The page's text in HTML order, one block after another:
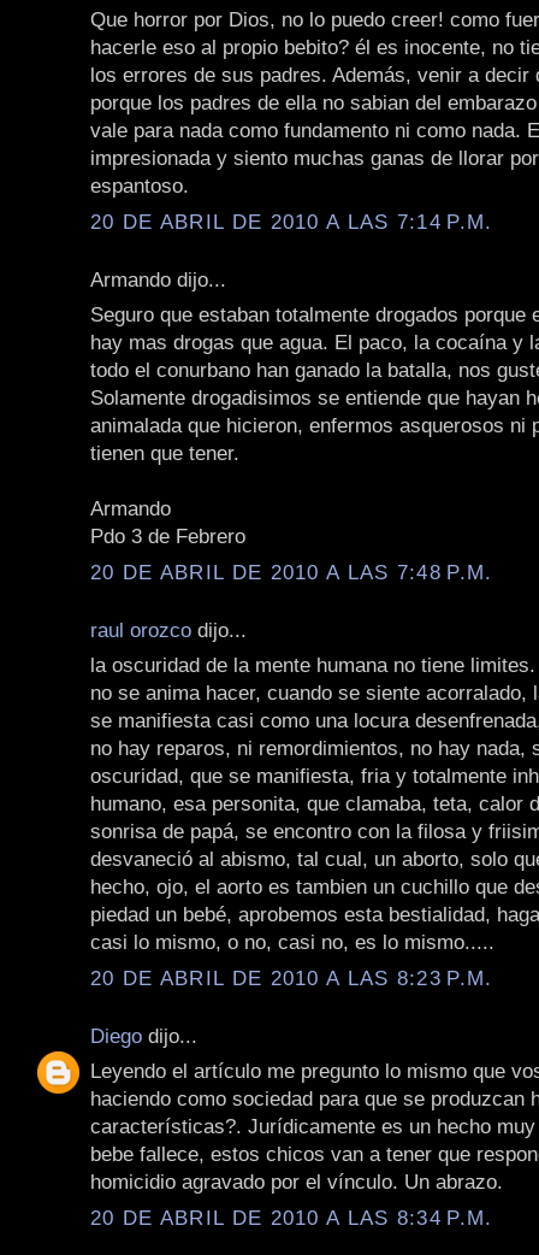
Que horror por Dios, no lo puedo creer! como
hacerle eso al propio bebito? él es inocente, no
los errores de sus padres. Además, venir a decir
porque los padres de ella no sabian del
vale para nada como fundamento ni como nada.
impresionada y siento muchas ganas de llorar
espantoso.
20 DE ABRIL DE 2010 A LAS 7:14 P.M.
Armando dijo...
Seguro que estaban totalmente drogados porque
hay mas drogas que agua. El paco, la cocaína y
todo el conurbano han ganado la batalla, nos
Solamente drogadisimos se entiende que hayan
animalada que hicieron, enfermos asquerosos ni
tienen que tener.
Armando
Pdo 3 de Febrero
20 DE ABRIL DE 2010 A LAS 7:48 P.M.
raul orozco dijo...
la oscuridad de la mente humana no tiene
no se anima hacer, cuando se siente acorralado,
se manifiesta casi como una locura
no hay reparos, ni remordimientos, no hay nada,
oscuridad, que se manifiesta, fria y totalmente
humano, esa personita, que clamaba, teta, calor
sonrisa de papá, se encontro con la filosa y
desvaneció al abismo, tal cual, un aborto, solo
hecho, ojo, el aorto es tambien un cuchillo que
piedad un bebé, aprobemos esta bestialidad,
casi lo mismo, o no, casi no, es lo mismo.....
20 DE ABRIL DE 2010 A LAS 8:23 P.M.
Diego dijo...
Leyendo el artículo me pregunto lo mismo que
haciendo como sociedad para que se produzcan
características?. Jurídicamente es un hecho
bebe fallece, estos chicos van a tener que
homicidio agravado por el vínculo. Un abrazo.
20 DE ABRIL DE 2010 A LAS 8:34 P.M.